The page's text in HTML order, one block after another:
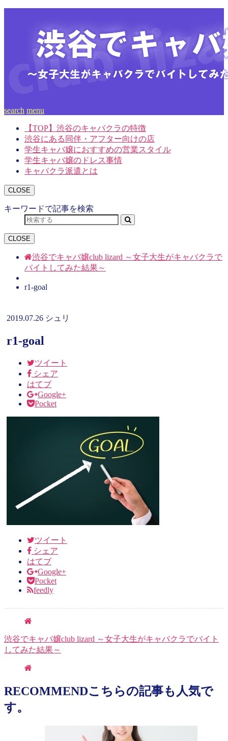
search menu
【TOP】渋谷のキャバクラの特徴
渋谷にある同伴・アフター向けの店
学生キャバ嬢におすすめの営業スタイル
学生キャバ嬢のドレス事情
キャバクラ派遣とは
CLOSE
キーワードで記事を検索
CLOSE
渋谷でキャバ嬢club lizard ～女子大生がキャバクラで
バイトしてみた結果～
r1-goal
2019.07.26 シュリ
r1-goal
ツイート
シェア
はてブ
Google+
Pocket
ツイート
シェア
はてブ
Google+
Pocket
feedly
渋谷でキャバ嬢club lizard ～女子大生がキャバクラでバイト
してみた結果～
RECOMMENDこちらの記事も人気で
す。